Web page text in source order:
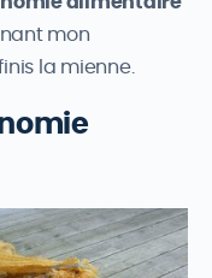
mon
la mienne.